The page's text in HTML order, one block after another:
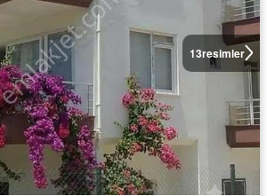
13resimler